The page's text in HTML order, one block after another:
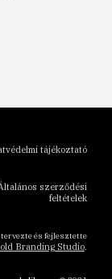
tájékoztató
szerződési
feltételek
tervezte és fejlesztette
Branding Studio.